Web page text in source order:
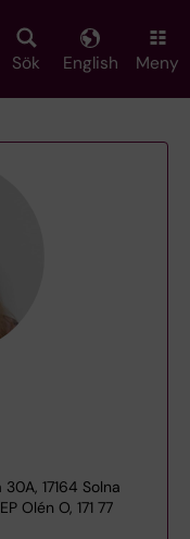
Sök English Meny
17164 Solna
Olén O, 171 77